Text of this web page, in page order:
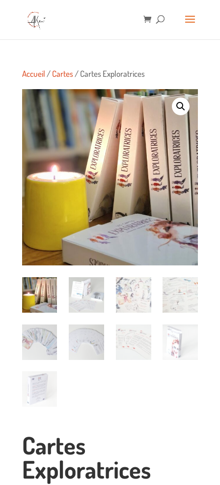
Accueil /Cartes/ Cartes Exploratrices
Cartes
Exploratrices